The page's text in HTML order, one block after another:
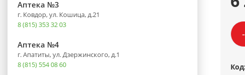
Аптека №3
г. Ковдор, ул. Кошица, д.21
8 (815) 353 32 03
Аптека №4
г. Апатиты, ул. Дзержинского, д.1
8 (815) 554 08 60
-
Код: